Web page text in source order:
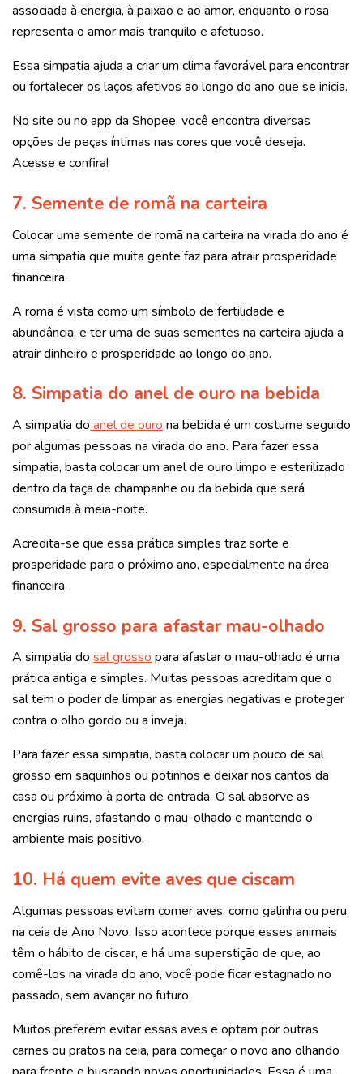
associada à energia, à paixão e ao amor, enquanto o rosa
representa o amor mais tranquilo e afetuoso.
Essa simpatia ajuda a criar um clima favorável para encontrar
ou fortalecer os laços afetivos ao longo do ano que se inicia.
No site ou no app da Shopee, você encontra diversas
opções de peças íntimas nas cores que você deseja.
Acesse e confira!
7. Semente de romã na carteira
Colocar uma semente de romã na carteira na virada do ano é
uma simpatia que muita gente faz para atrair prosperidade
financeira.
A romã é vista como um símbolo de fertilidade e
abundância, e ter uma de suas sementes na carteira ajuda a
atrair dinheiro e prosperidade ao longo do ano.
8. Simpatia do anel de ouro na bebida
A simpatia do anel de ouro na bebida é um costume seguido
por algumas pessoas na virada do ano. Para fazer essa
simpatia, basta colocar um anel de ouro limpo e esterilizado
dentro da taça de champanhe ou da bebida que será
consumida à meia-noite.
Acredita-se que essa prática simples traz sorte e
prosperidade para o próximo ano, especialmente na área
financeira.
9. Sal grosso para afastar mau-olhado
A simpatia do sal grosso para afastar o mau-olhado é uma
prática antiga e simples. Muitas pessoas acreditam que o
sal tem o poder de limpar as energias negativas e proteger
contra o olho gordo ou a inveja.
Para fazer essa simpatia, basta colocar um pouco de sal
grosso em saquinhos ou potinhos e deixar nos cantos da
casa ou próximo à porta de entrada. O sal absorve as
energias ruins, afastando o mau-olhado e mantendo o
ambiente mais positivo.
10. Há quem evite aves que ciscam
Algumas pessoas evitam comer aves, como galinha ou peru,
na ceia de Ano Novo. Isso acontece porque esses animais
têm o hábito de ciscar, e há uma superstição de que, ao
comê-los na virada do ano, você pode ficar estagnado no
passado, sem avançar no futuro.
Muitos preferem evitar essas aves e optam por outras
carnes ou pratos na ceia, para começar o novo ano olhando